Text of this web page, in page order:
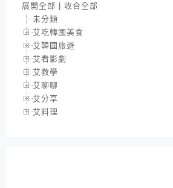
展開全部
收合全部
未分類
艾吃韓國美食
艾韓國旅遊
艾看影劇
艾教學
艾聊聊
艾分享
艾料理